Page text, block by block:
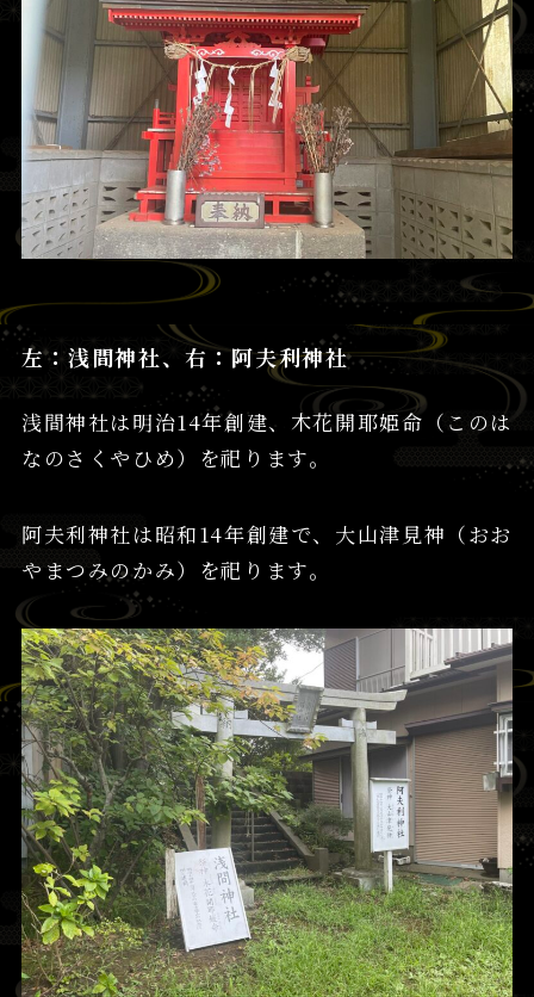
左：浅間神社、右：阿夫利神社
浅間神社は明治14年創建、木花開耶姫命（このは
なのさくやひめ）を祀ります。
阿夫利神社は昭和14年創建で、大山津見神（おお
やまつみのかみ）を祀ります。